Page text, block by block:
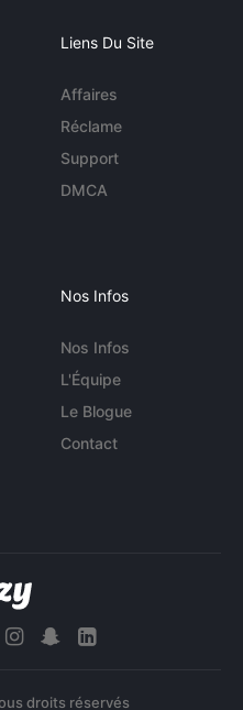
Liens Du Site
Affaires
Réclame
Support
DMCA
Nos Infos
Nos Infos
L'Équipe
Le Blogue
Contact
droits réservés